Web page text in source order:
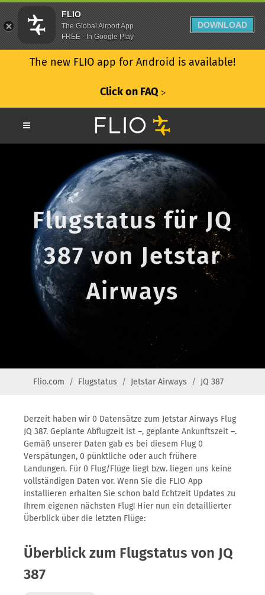
The new FLIO app for Android is available!
Click on FAQ ᐳ
Flugstatus für JQ
387 von Jetstar
Airways
Flio.com Flugstatus Jetstar Airways JQ 387
Derzeit haben wir 0 Datensätze zum Jetstar Airways Flug
JQ 387. Geplante Abflugzeit ist –, geplante Ankunftszeit –.
Gemäß unserer Daten gab es bei diesem Flug 0
Verspätungen, 0 pünktliche oder auch frühere
Landungen. Für 0 Flug/Flüge liegt bzw. liegen uns keine
vollständigen Daten vor. Wenn Sie die FLIO App
installieren erhalten Sie schon bald Echtzeit Updates zu
Ihrem eigenen nächsten Flug! Hier nun ein detaillierter
Überblick über die letzten Flüge:
Überblick zum Flugstatus von JQ
387
FLIO
The Global Airport App
FREE - In Google Play
DOWNLOAD